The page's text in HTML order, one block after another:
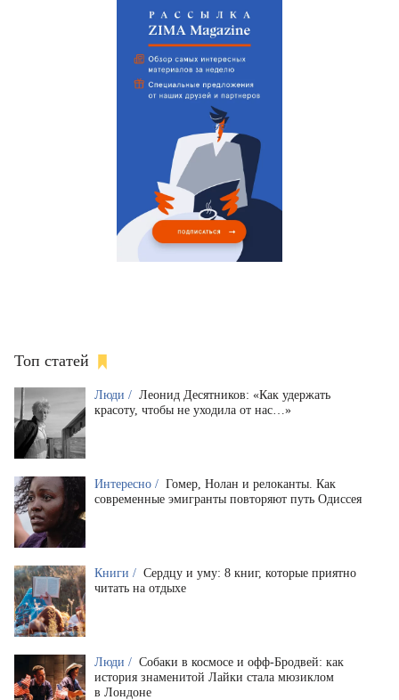
Топ статей
Люди / Леонид Десятников: «Как удержать
красоту, чтобы не уходила от нас…»
Интересно / Гомер, Нолан и релоканты. Как
современные эмигранты повторяют путь Одиссея
Книги / Сердцу и уму: 8 книг, которые приятно
читать на отдыхе
Люди / Собаки в космосе и офф-Бродвей: как
история знаменитой Лайки стала мюзиклом
в Лондоне